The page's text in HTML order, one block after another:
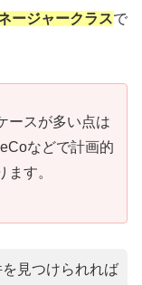
ージャークラスで
ースが多い点は
などで計画的
す。
見つけられれば